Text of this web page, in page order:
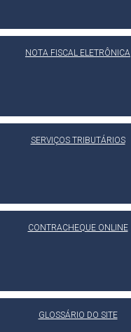
NOTA FISCAL ELETRÔNICA
SERVIÇOS TRIBUTÁRIOS
CONTRACHEQUE ONLINE
GLOSSÁRIO DO SITE